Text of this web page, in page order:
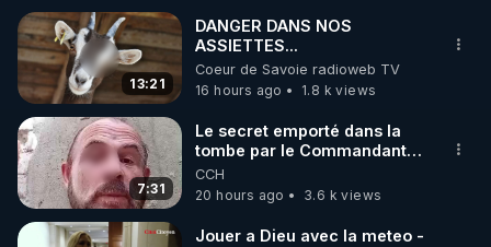
🌱 INSTAGRAM
https://www.instagram.com/rdlr_thierrycasasnovas/
http://rgnr.li/instagram
🌱 LA NEWSLETTER
Pour ne pas rater l’actualité RGNR (stages,
13:21
DANGER DANS NOS
ASSIETTES...
Coeur de Savoie radioweb TV
16 hours ago
1.8 k views
7:31
Le secret emporté dans la
tombe par le Commandant
Cousteau le 25 juin 1997
CCH
20 hours ago
3.6 k views
Jouer a Dieu avec la meteo -